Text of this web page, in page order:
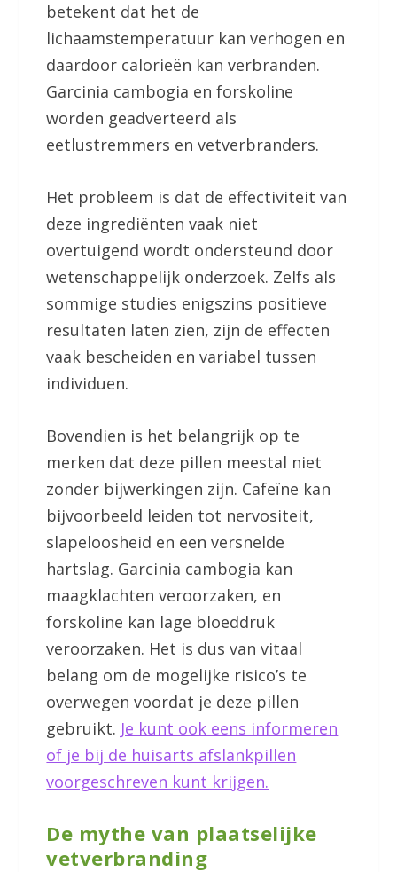
betekent dat het de
lichaamstemperatuur kan verhogen en
daardoor calorieën kan verbranden.
Garcinia cambogia en forskoline
worden geadverteerd als
eetlustremmers en vetverbranders.
Het probleem is dat de effectiviteit van
deze ingrediënten vaak niet
overtuigend wordt ondersteund door
wetenschappelijk onderzoek. Zelfs als
sommige studies enigszins positieve
resultaten laten zien, zijn de effecten
vaak bescheiden en variabel tussen
individuen.
Bovendien is het belangrijk op te
merken dat deze pillen meestal niet
zonder bijwerkingen zijn. Cafeïne kan
bijvoorbeeld leiden tot nervositeit,
slapeloosheid en een versnelde
hartslag. Garcinia cambogia kan
maagklachten veroorzaken, en
forskoline kan lage bloeddruk
veroorzaken. Het is dus van vitaal
belang om de mogelijke risico’s te
overwegen voordat je deze pillen
gebruikt. Je kunt ook eens informeren
of je bij de huisarts afslankpillen
voorgeschreven kunt krijgen.
De mythe van plaatselijke
vetverbranding